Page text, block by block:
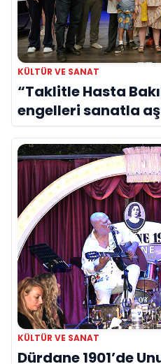
KÜLTÜR VE SANAT
“Taklitle Hasta
engelleri sanatla
KÜLTÜR VE SANAT
Dürdane 1901’de